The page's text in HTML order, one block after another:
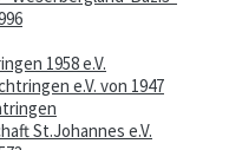
1958 e.V.
e.V. von 1947
St.Johannes e.V.